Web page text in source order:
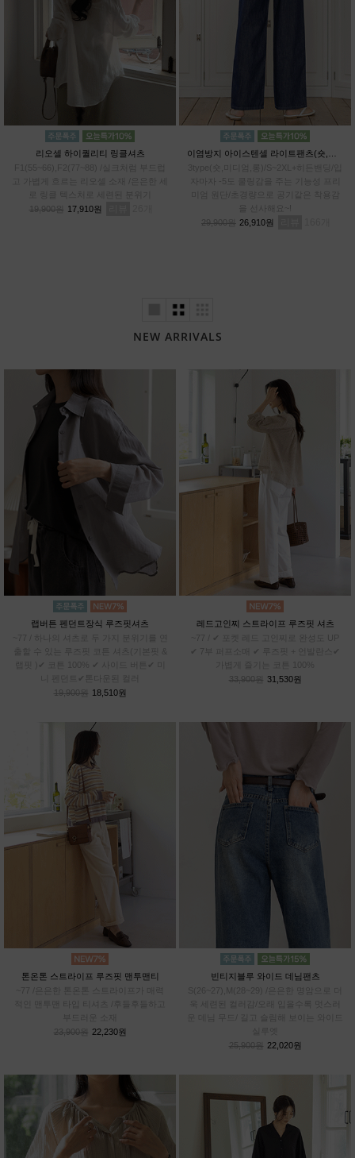
리오셀 하이퀄리티 링클셔츠
F1(55~66),F2(77~88) /실크처럼 부드럽
고 가볍게 흐르는 리오셀 소재 /은은한 세
로 링클 텍스처로 세련된 분위기
19,900원 17,910원
3type(숏,미디엄,롱)/S~2XL+히든밴딩/입
자마자 -5도 쿨링감을 주는 기능성 프리
을 선사해요~!
29,900원 26,910원
NEW ARRIVALS
랩버튼 펜던트장식 루즈핏셔츠
~77 / 하나의 셔츠로 두 가지 분위기를 연
출할 수 있는 루즈핏 코튼 셔츠(기본핏 &
랩핏 )✔ 코튼 100% ✔ 사이드 버튼✔ 미
니 펜던트✔톤다운된 컬러
19,900원 18,510원
레드고인찌 스트라이프 루즈핏 셔츠
~77 / ✔ 포켓 레드 고인찌로 완성도 UP
✔ 7부 퍼프소매 ✔ 루즈핏 + 언발란스✔
33,900원 31,530원
톤온톤 스트라이프 루즈핏 맨투맨티
~77 /은은한 톤온톤 스트라이프가 매력
적인 맨투맨 타입 티셔츠 /후들후들하고
부드러운 소재
23,900원 22,230원
빈티지블루 와이드 데님팬츠
S(26~27),M(28~29) /은은한 명암으로 더
욱 세련된 컬러감/오래 입을수록 멋스러
실루엣
25,900원 22,020원